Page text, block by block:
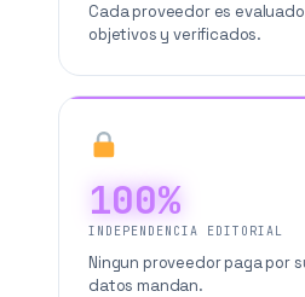
Cada proveedor es
objetivos y verificados.
100%
INDEPENDENCIA EDITORIAL
Ningun proveedor paga por
datos mandan.